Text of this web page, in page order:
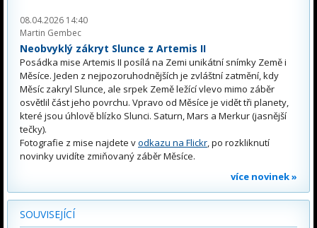
08.04.2026 14:40
Martin Gembec
Neobvyklý zákryt Slunce z Artemis II
Posádka mise Artemis II posílá na Zemi unikátní snímky Země i
Měsíce. Jeden z nejpozoruhodnějších je zvláštní zatmění, kdy
Měsíc zakryl Slunce, ale srpek Země ležící vlevo mimo záběr
osvětlil část jeho povrchu. Vpravo od Měsíce je vidět tři planety,
které jsou úhlově blízko Slunci. Saturn, Mars a Merkur (jasnější
tečky).
Fotografie z mise najdete vodkazu na Flickr, po rozkliknutí
novinky uvidíte zmiňovaný záběr Měsíce.
více novinek »
SOUVISEJÍCÍ